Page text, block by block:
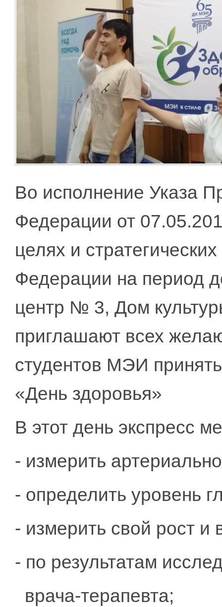
Во исполнение Указа
Федерации от
целях и
Федерации на период
центр № 3, Дом
приглашают всех
студентов МЭИ
«День здоровья»
В этот день экспресс
- измерить
- определить уровень
- измерить свой рост и
- по результатам
врача-терапевта;